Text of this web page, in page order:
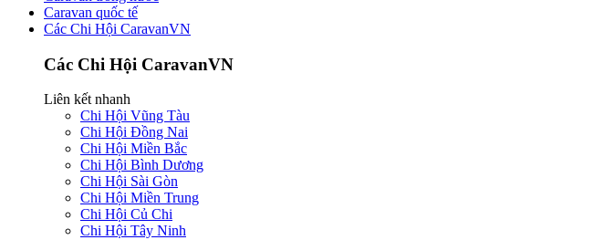
Caravan quốc tế
Các Chi Hội CaravanVN
Các Chi Hội CaravanVN
Liên kết nhanh
Chi Hội Vũng Tàu
Chi Hội Đồng Nai
Chi Hội Miền Bắc
Chi Hội Bình Dương
Chi Hội Sài Gòn
Chi Hội Miền Trung
Chi Hội Củ Chi
Chi Hội Tây Ninh